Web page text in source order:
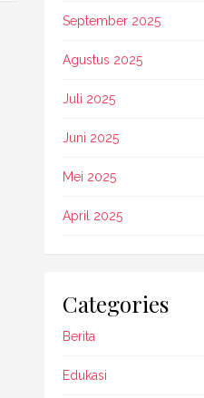
September 2025
Agustus 2025
Juli 2025
Juni 2025
Mei 2025
April 2025
Categories
Berita
Edukasi